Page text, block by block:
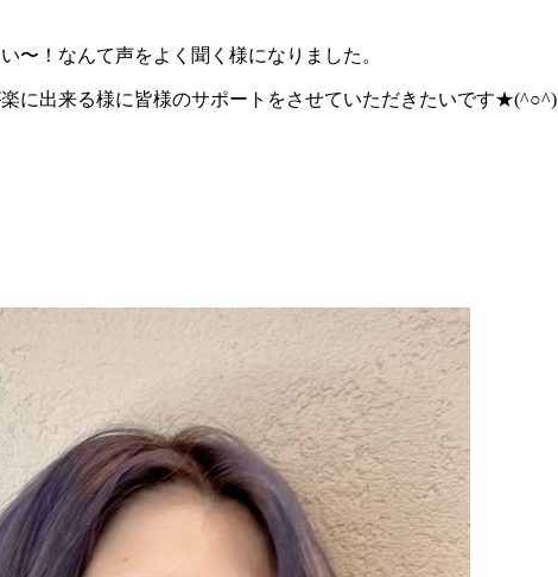
〜！なんて声をよく聞く様になりました。
に出来る様に皆様のサポートをさせていただきたいです★(^○^)